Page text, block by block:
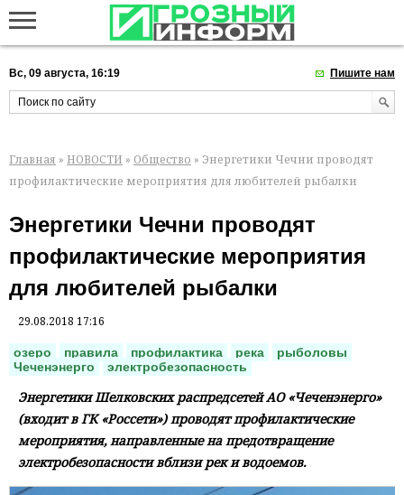
Вс, 09 августа, 16:19 Пишите нам
Главная » НОВОСТИ » Общество » Энергетики Чечни проводят
профилактические мероприятия для любителей рыбалки
Энергетики Чечни проводят
профилактические мероприятия
для любителей рыбалки
29.08.2018 17:16
озеро правила профилактика река
рыболовы
Чеченэнерго
электробезопасность
Энергетики Шелковских распредсетей АО «Чеченэнерго»
(входит в ГК «Россети») проводят профилактические
мероприятия, направленные на предотвращение
электробезопасности вблизи рек и водоемов.